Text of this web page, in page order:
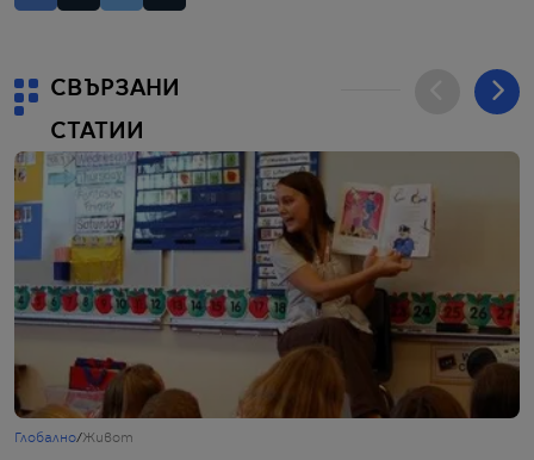
СВЪРЗАНИ
СТАТИИ
Глобално/Живот